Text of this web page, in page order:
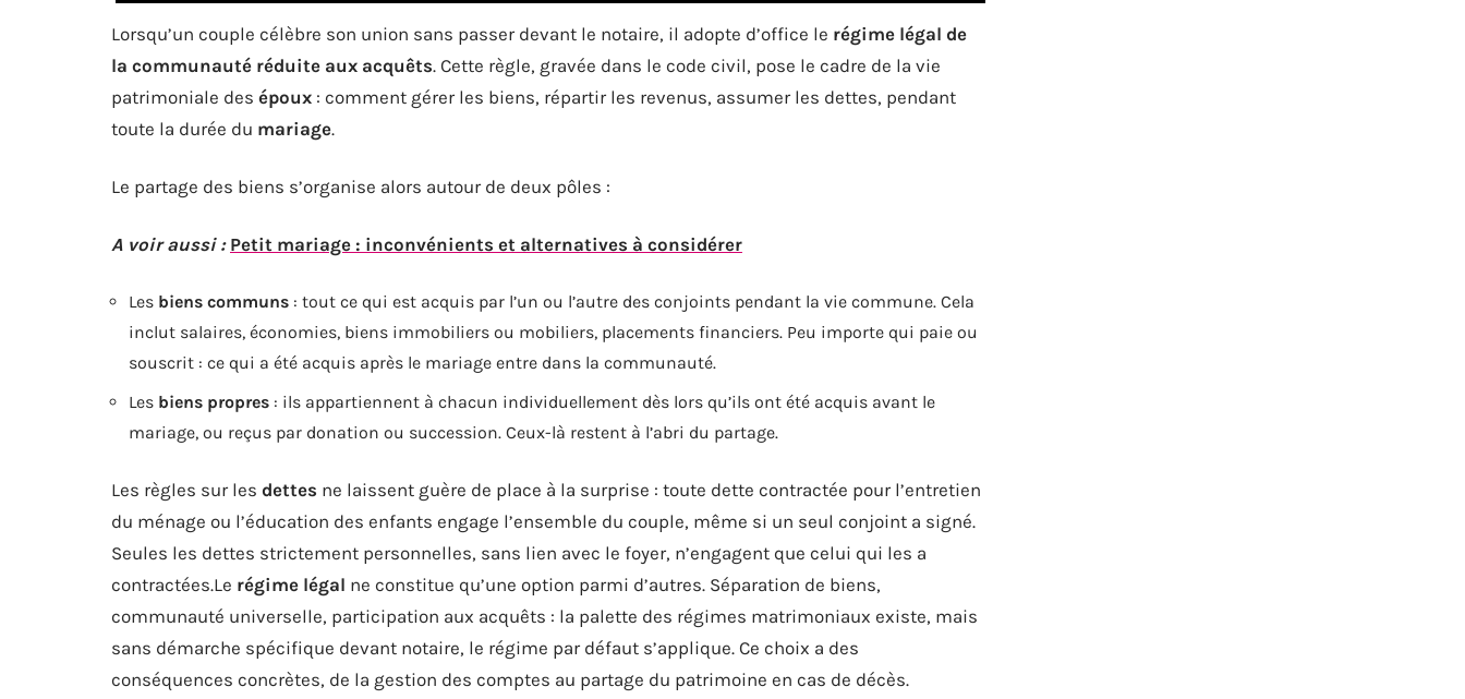
Lorsqu’un couple célèbre son union sans passer devant le notaire, il adopte d’office le régime légal de
la communauté réduite aux acquêts. Cette règle, gravée dans le code civil, pose le cadre de la vie
patrimoniale des époux : comment gérer les biens, répartir les revenus, assumer les dettes, pendant
toute la durée du mariage.
Le partage des biens s’organise alors autour de deux pôles :
A voir aussi : Petit mariage : inconvénients et alternatives à considérer
Les biens communs : tout ce qui est acquis par l’un ou l’autre des conjoints pendant la vie commune. Cela
inclut salaires, économies, biens immobiliers ou mobiliers, placements financiers. Peu importe qui paie ou
souscrit : ce qui a été acquis après le mariage entre dans la communauté.
Les biens propres : ils appartiennent à chacun individuellement dès lors qu’ils ont été acquis avant le
mariage, ou reçus par donation ou succession. Ceux-là restent à l’abri du partage.
Les règles sur les dettes ne laissent guère de place à la surprise : toute dette contractée pour l’entretien
du ménage ou l’éducation des enfants engage l’ensemble du couple, même si un seul conjoint a signé.
Seules les dettes strictement personnelles, sans lien avec le foyer, n’engagent que celui qui les a
contractées.Le régime légal ne constitue qu’une option parmi d’autres. Séparation de biens,
communauté universelle, participation aux acquêts : la palette des régimes matrimoniaux existe, mais
sans démarche spécifique devant notaire, le régime par défaut s’applique. Ce choix a des
conséquences concrètes, de la gestion des comptes au partage du patrimoine en cas de décès.